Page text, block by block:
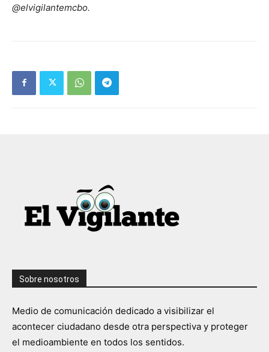
@elvigilantemcbo.
Sobre nosotros
Medio de comunicación dedicado a visibilizar el
acontecer ciudadano desde otra perspectiva y proteger
el medioambiente en todos los sentidos.